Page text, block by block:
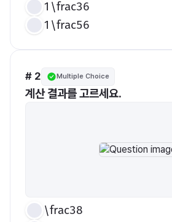
1\frac36
1\frac56
# 2 Multiple Choice
계산 결과를 고르세요.
\frac38